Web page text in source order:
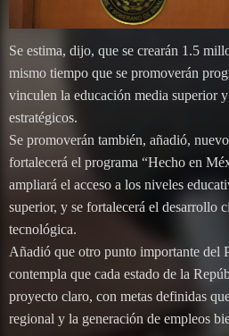
Se estima, dijo, que se crearán 1.5
mismo tiempo que se promoverán
vinculen la educación media superior
estratégicos.
Se promoverán también, añadió,
fortalecerá el programa “Hecho en
ampliará el acceso a los niveles
superior, y se fortalecerá el desarrollo
tecnológica.
Añadió que otro punto importante del
contempla que cada estado de la
proyecto claro, con metas definidas
regional y la generación de empleos